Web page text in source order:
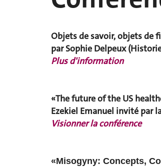
Objets de savoir, objets de
par Sophie Delpeux
Plus d'information
« The future of the US
Ezekiel Emanuel invité par
Visionner la conférence
«Misogyny: Concepts,